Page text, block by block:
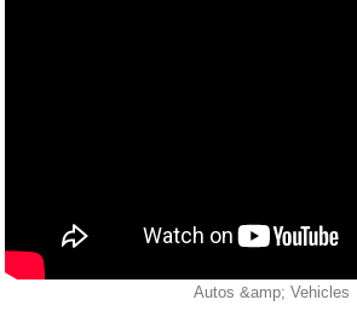
Autos &amp; Vehicles